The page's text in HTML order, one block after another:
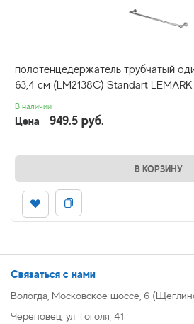
полотенцедержатель трубчатый
63,4 см (LM2138C) Standart LEMARK
В наличии
Цена 949.5 руб.
В КОРЗИНУ
Связаться с нами
Вологда, Московское шоссе, 6
Череповец, ул. Гоголя, 41